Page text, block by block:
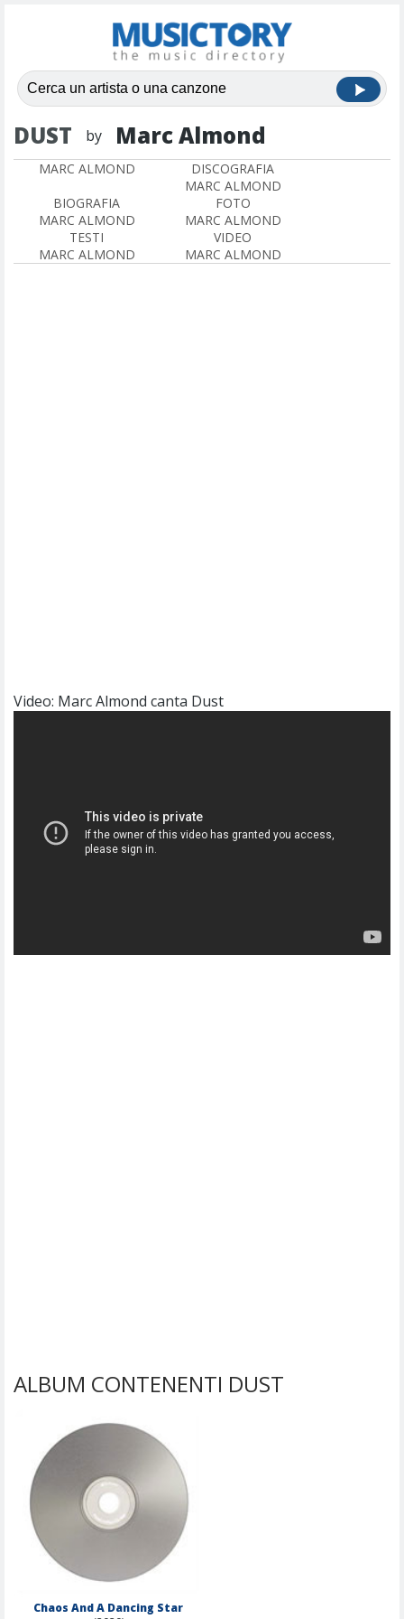
DUST by Marc Almond
MARC ALMOND
DISCOGRAFIA
MARC ALMOND
BIOGRAFIA
MARC ALMOND
FOTO
MARC ALMOND
TESTI
MARC ALMOND
VIDEO
MARC ALMOND
Video: Marc Almond canta Dust
ALBUM CONTENENTI DUST
Chaos And A Dancing Star